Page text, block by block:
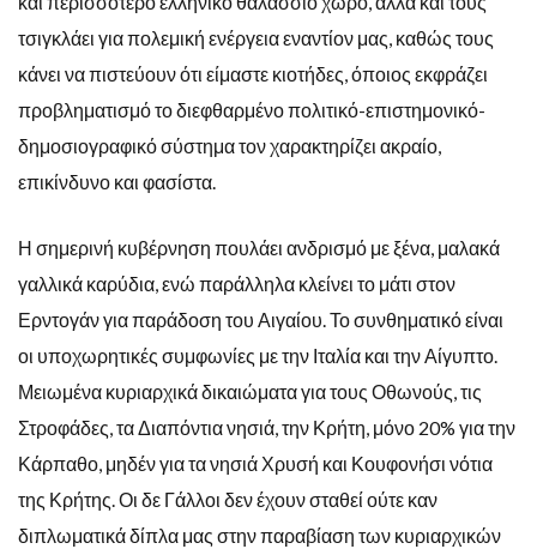
τσιγκλάει για πολεμική ενέργεια εναντίον μας, καθώς τους
κάνει να πιστεύουν ότι είμαστε κιοτήδες, όποιος εκφράζει
προβληματισμό το διεφθαρμένο πολιτικό-επιστημονικό-
δημοσιογραφικό σύστημα τον χαρακτηρίζει ακραίο,
επικίνδυνο και φασίστα.
Η σημερινή κυβέρνηση πουλάει ανδρισμό με ξένα, μαλακά
γαλλικά καρύδια, ενώ παράλληλα κλείνει το μάτι στον
Ερντογάν για παράδοση του Αιγαίου. Το συνθηματικό είναι
οι υποχωρητικές συμφωνίες με την Ιταλία και την Αίγυπτο.
Μειωμένα κυριαρχικά δικαιώματα για τους Οθωνούς, τις
Στροφάδες, τα Διαπόντια νησιά, την Κρήτη, μόνο 20% για την
Κάρπαθο, μηδέν για τα νησιά Χρυσή και Κουφονήσι νότια
της Κρήτης. Οι δε Γάλλοι δεν έχουν σταθεί ούτε καν
διπλωματικά δίπλα μας στην παραβίαση των κυριαρχικών